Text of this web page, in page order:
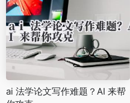
ai 法学论文写作难题？AI 来帮